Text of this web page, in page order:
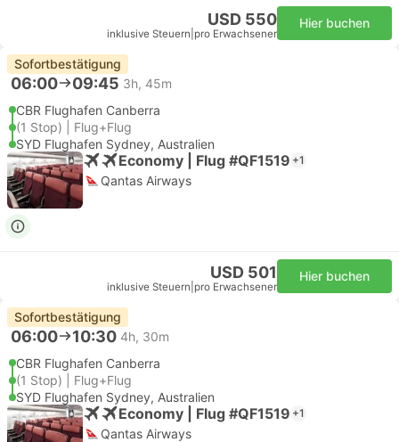
USD 550
inklusive Steuern pro Erwachsener
Hier buchen
Sofortbestätigung
06:00 09:45 3h, 45m
CBR Flughafen Canberra
(1 Stop) | Flug+Flug
SYD Flughafen Sydney, Australien
Economy | Flug #QF1519 +1
Qantas Airways
USD 501
inklusive Steuern pro Erwachsener
Hier buchen
Sofortbestätigung
06:00 10:30 4h, 30m
CBR Flughafen Canberra
(1 Stop) | Flug+Flug
SYD Flughafen Sydney, Australien
Economy | Flug #QF1519 +1
Qantas Airways